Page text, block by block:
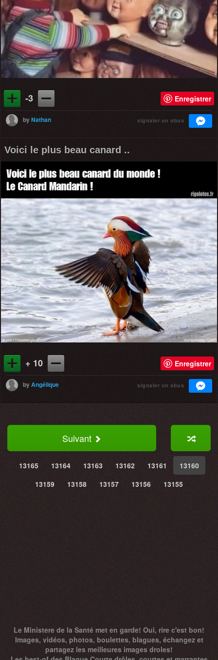
-3 Enregistrer
byNathan signaler un abus
Voici le plus beau canard ..
+ 10 Enregistrer
byAngélique signaler un abus
Suivant
13165 13164 13163 13162 13161
13160
13159
13158 13157 13156 13155
Le Ministere de la Santé met en garde! Oui, rire c'est bon!
Images, vidéos, photos, boulettes, blagues, échangez et
partagez les meilleures images droles!